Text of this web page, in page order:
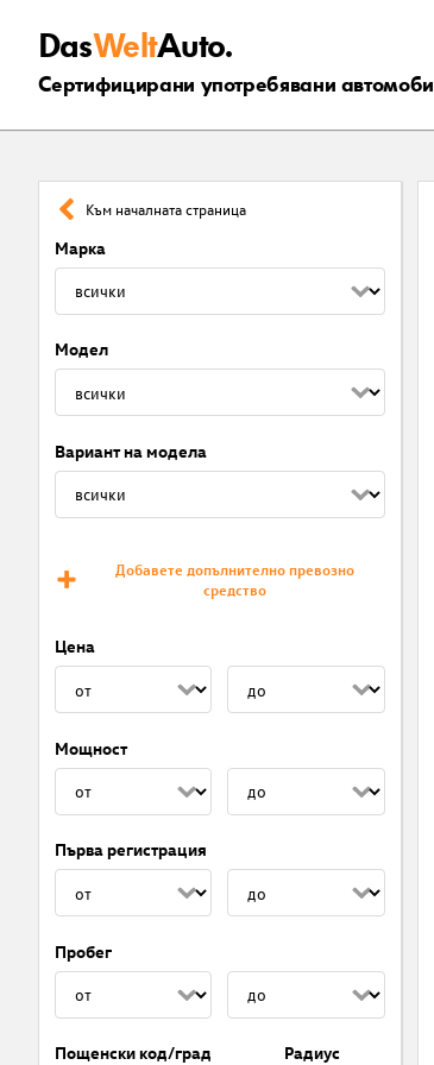
DasWeltAuto.
Сертифицирани употребявани
Към началната страница
Марка
Модел
Вариант на модела
Добавете допълнително превозно
средство
Цена
Мощност
Първа регистрация
Пробег
Пощенски код/град Радиус